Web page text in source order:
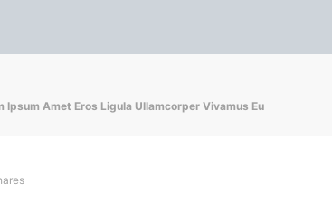
Ipsum Amet Eros Ligula Ullamcorper Vivamus Eu